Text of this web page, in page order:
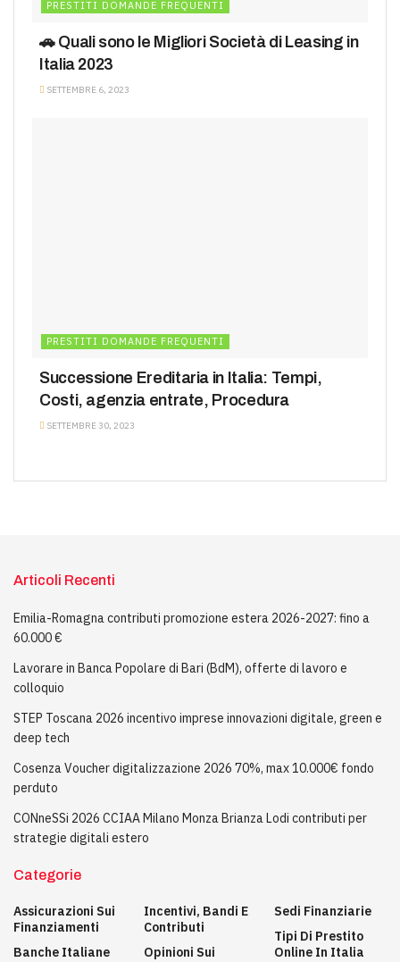
PRESTITI DOMANDE FREQUENTI
🚗 Quali sono le Migliori Società di Leasing in
Italia 2023
SETTEMBRE 6, 2023
PRESTITI DOMANDE FREQUENTI
Successione Ereditaria in Italia: Tempi,
Costi, agenzia entrate, Procedura
SETTEMBRE 30, 2023
Articoli Recenti
Emilia-Romagna contributi promozione estera 2026-2027: fino a
60.000 €
Lavorare in Banca Popolare di Bari (BdM), offerte di lavoro e
colloquio
STEP Toscana 2026 incentivo imprese innovazioni digitale, green e
deep tech
Cosenza Voucher digitalizzazione 2026 70%, max 10.000€ fondo
perduto
CONneSSi 2026 CCIAA Milano Monza Brianza Lodi contributi per
strategie digitali estero
Categorie
Assicurazioni Sui
Finanziamenti
Banche Italiane
Incentivi, Bandi E
Contributi
Opinioni Sui
Sedi Finanziarie
Tipi Di Prestito
Online In Italia